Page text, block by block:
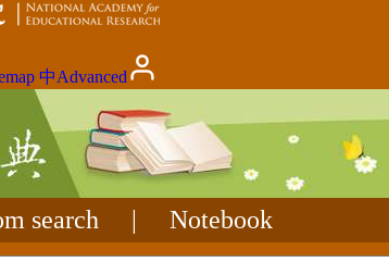
中Advanced
search Notebook